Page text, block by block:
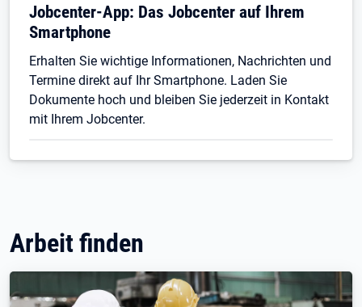
Jobcenter-App: Das Jobcenter auf Ihrem
Smartphone
Erhalten Sie wichtige Informationen, Nachrichten und
Termine direkt auf Ihr Smartphone. Laden Sie
Dokumente hoch und bleiben Sie jederzeit in Kontakt
mit Ihrem Jobcenter.
Arbeit finden